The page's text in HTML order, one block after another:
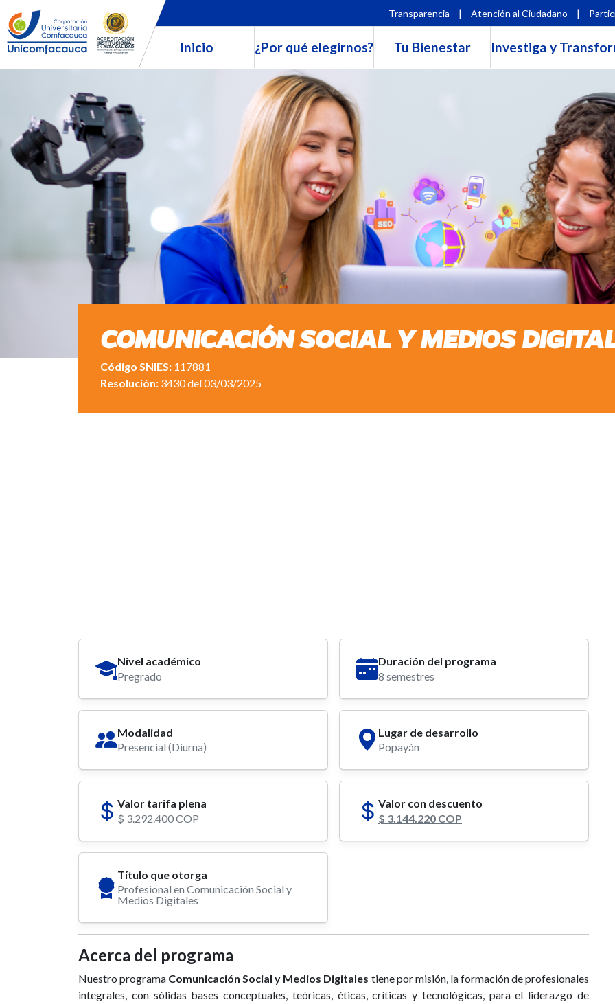
Transparencia | Atención al Ciudadano |
Inicio ¿Por qué elegirnos? Tu Bienestar Investiga y
COMUNICACIÓN SOCIAL Y MEDIOS
Código SNIES: 117881
Resolución: 3430 del 03/03/2025
Nivel académico
Pregrado
Duración del programa
8 semestres
Modalidad
Presencial (Diurna)
Lugar de desarrollo
Popayán
Valor tarifa plena
$ 3.292.400 COP
Valor con descuento
$ 3.144.220 COP
Título que otorga
Profesional en Comunicación Social y
Medios Digitales
Acerca del programa
Nuestro programa Comunicación Social y Medios Digitales tiene por misión, la formación de profesionales
integrales, con sólidas bases conceptuales, teóricas, éticas, críticas y tecnológicas, para el liderazgo de